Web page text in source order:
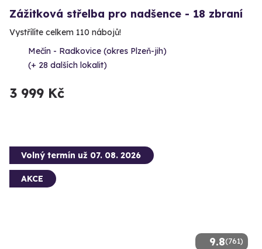
Zážitková střelba pro nadšence - 18 zbraní
Vystřílíte celkem 110 nábojů!
Mečín - Radkovice (okres Plzeň-jih)
(+ 28 dalších lokalit)
3 999 Kč
9.8(761)
Volný termín už 07. 08. 2026
AKCE